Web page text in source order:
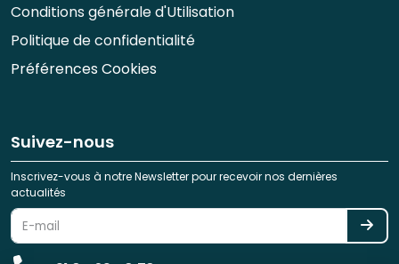
Conditions générale d'Utilisation
Politique de confidentialité
Préférences Cookies
Suivez-nous
Inscrivez-vous à notre Newsletter pour recevoir nos dernières
actualités